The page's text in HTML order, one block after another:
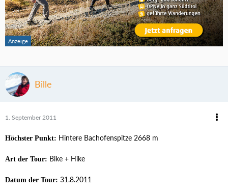
Bille
1. September 2011
Höchster Punkt: Hintere Bachofenspitze 2668 m
Art der Tour: Bike + Hike
Datum der Tour: 31.8.2011